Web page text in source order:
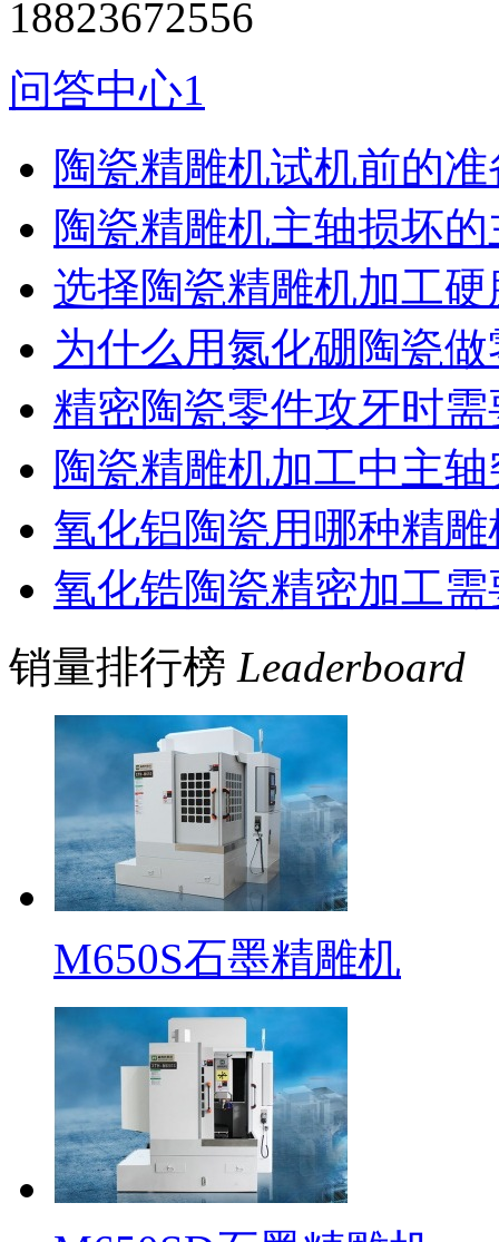
18823672556
问答中心1
陶瓷精雕机试机前的
陶瓷精雕机主轴损坏
选择陶瓷精雕机加工
为什么用氮化硼陶瓷
精密陶瓷零件攻牙时
陶瓷精雕机加工中主
氧化铝陶瓷用哪种精
氧化锆陶瓷精密加工
销量排行榜 Leaderboard
M650S石墨精雕机